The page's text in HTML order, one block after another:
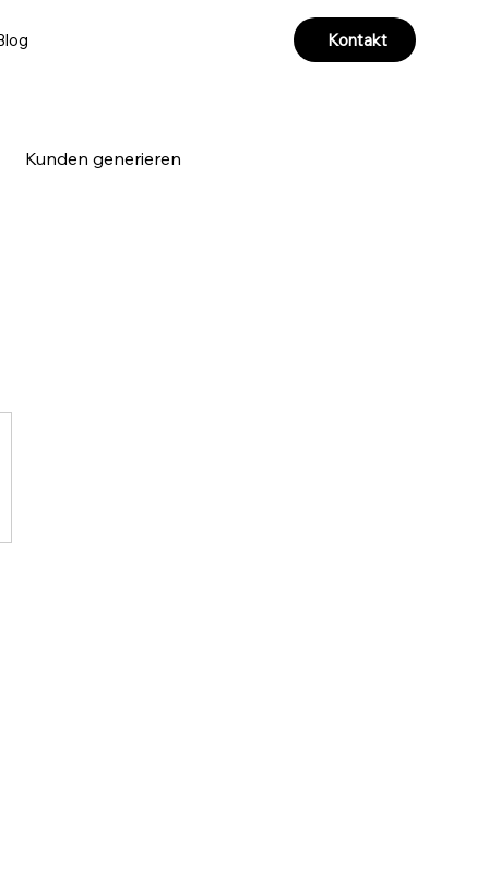
Kontakt
Kunden generieren
& Videoproduktion